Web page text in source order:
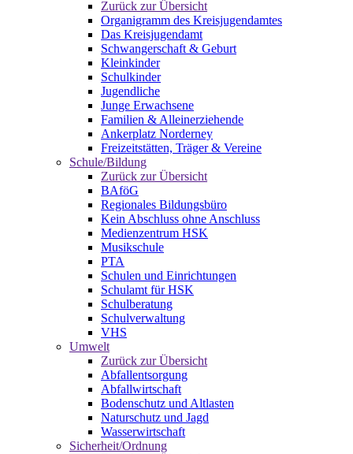
Zurück zur Übersicht
Organigramm des Kreisjugendamtes
Das Kreisjugendamt
Schwangerschaft & Geburt
Kleinkinder
Schulkinder
Jugendliche
Junge Erwachsene
Familien & Alleinerziehende
Ankerplatz Norderney
Freizeitstätten, Träger & Vereine
Schule/Bildung
Zurück zur Übersicht
BAföG
Regionales Bildungsbüro
Kein Abschluss ohne Anschluss
Medienzentrum HSK
Musikschule
PTA
Schulen und Einrichtungen
Schulamt für HSK
Schulberatung
Schulverwaltung
VHS
Umwelt
Zurück zur Übersicht
Abfallentsorgung
Abfallwirtschaft
Bodenschutz und Altlasten
Naturschutz und Jagd
Wasserwirtschaft
Sicherheit/Ordnung